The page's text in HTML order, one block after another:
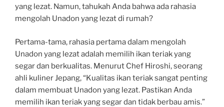
yang lezat. Namun, tahukah Anda bahwa ada rahasia
mengolah Unadon yang lezat di rumah?
Pertama-tama, rahasia pertama dalam mengolah
Unadon yang lezat adalah memilih ikan teriak yang
segar dan berkualitas. Menurut Chef Hiroshi, seorang
ahli kuliner Jepang, “Kualitas ikan teriak sangat penting
dalam membuat Unadon yang lezat. Pastikan Anda
memilih ikan teriak yang segar dan tidak berbau amis.”